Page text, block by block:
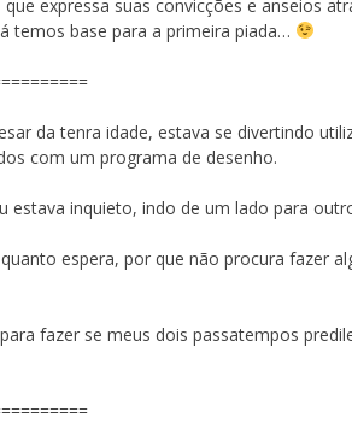
expressa suas convicções e anseios
temos base para a primeira piada…
da tenra idade, estava se divertindo
com um programa de desenho.
estava inquieto, indo de um lado para
espera, por que não procura fazer
fazer se meus dois passatempos